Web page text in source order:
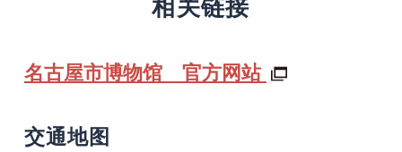
相关链接
名古屋市博物馆 官方网站
交通地图